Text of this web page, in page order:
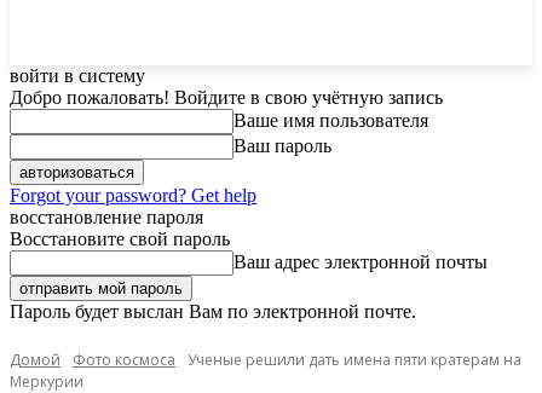
войти в систему
Добро пожаловать! Войдите в свою учётную запись
Ваше имя пользователя
Ваш пароль
Forgot your password? Get help
восстановление пароля
Восстановите свой пароль
Ваш адрес электронной почты
Пароль будет выслан Вам по электронной почте.
Домой Фото космоса
Ученые решили дать имена пяти кратерам на
Меркурии